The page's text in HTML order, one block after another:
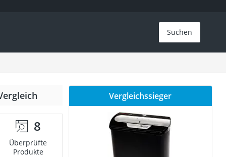
Suchen
8
Überprüfte
Produkte
Vergleichssieger